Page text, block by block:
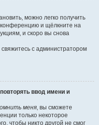
можно легко получить
и щёлкните на
и скоро вы снова
с администратором
ввод имени и
меня, вы сможете
только некоторое
чтобы никто другой не смог